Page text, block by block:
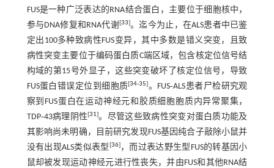
FUS是一种广泛表达的RNA结合蛋白，主要位于细胞核中，
参与DNA修复和RNA代谢[33]。迄今为止，在ALS患者中已鉴
定出100多种致病性FUS变异，其中多数是错义突变，且致
病性突变主要位于编码蛋白质C端区域，包含核定位信号结
构域的第15号外显子，这些突变破坏了核定位信号，导致
FUS蛋白错误定位到细胞质[34-35]。FUS‐ALS患者尸检研究观
察到FUS蛋白在运动神经元和胶质细胞胞质内异常聚集，
TDP‐43病理阴性[31]。尽管这些致病性突变对蛋白质功能及
其影响尚未明确，目前研究发现FUS基因纯合子敲除小鼠并
没有出现ALS类似表型 [36]，而过表达野生型FUS的转基因小
鼠却被发现运动神经元进行性丧失，并由FUS和其他RNA结